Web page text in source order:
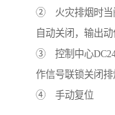
② 火灾排烟时当
自动关闭，输出
③ 控制中心
作信号联锁关闭
④ 手动复位